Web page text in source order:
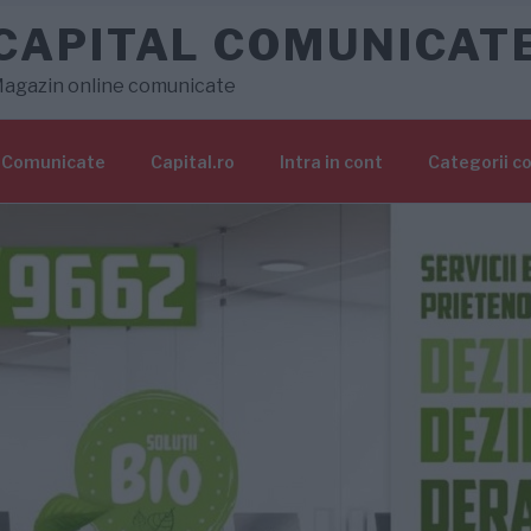
online comunicate
Comunicate Capital.ro Intra in cont Categorii